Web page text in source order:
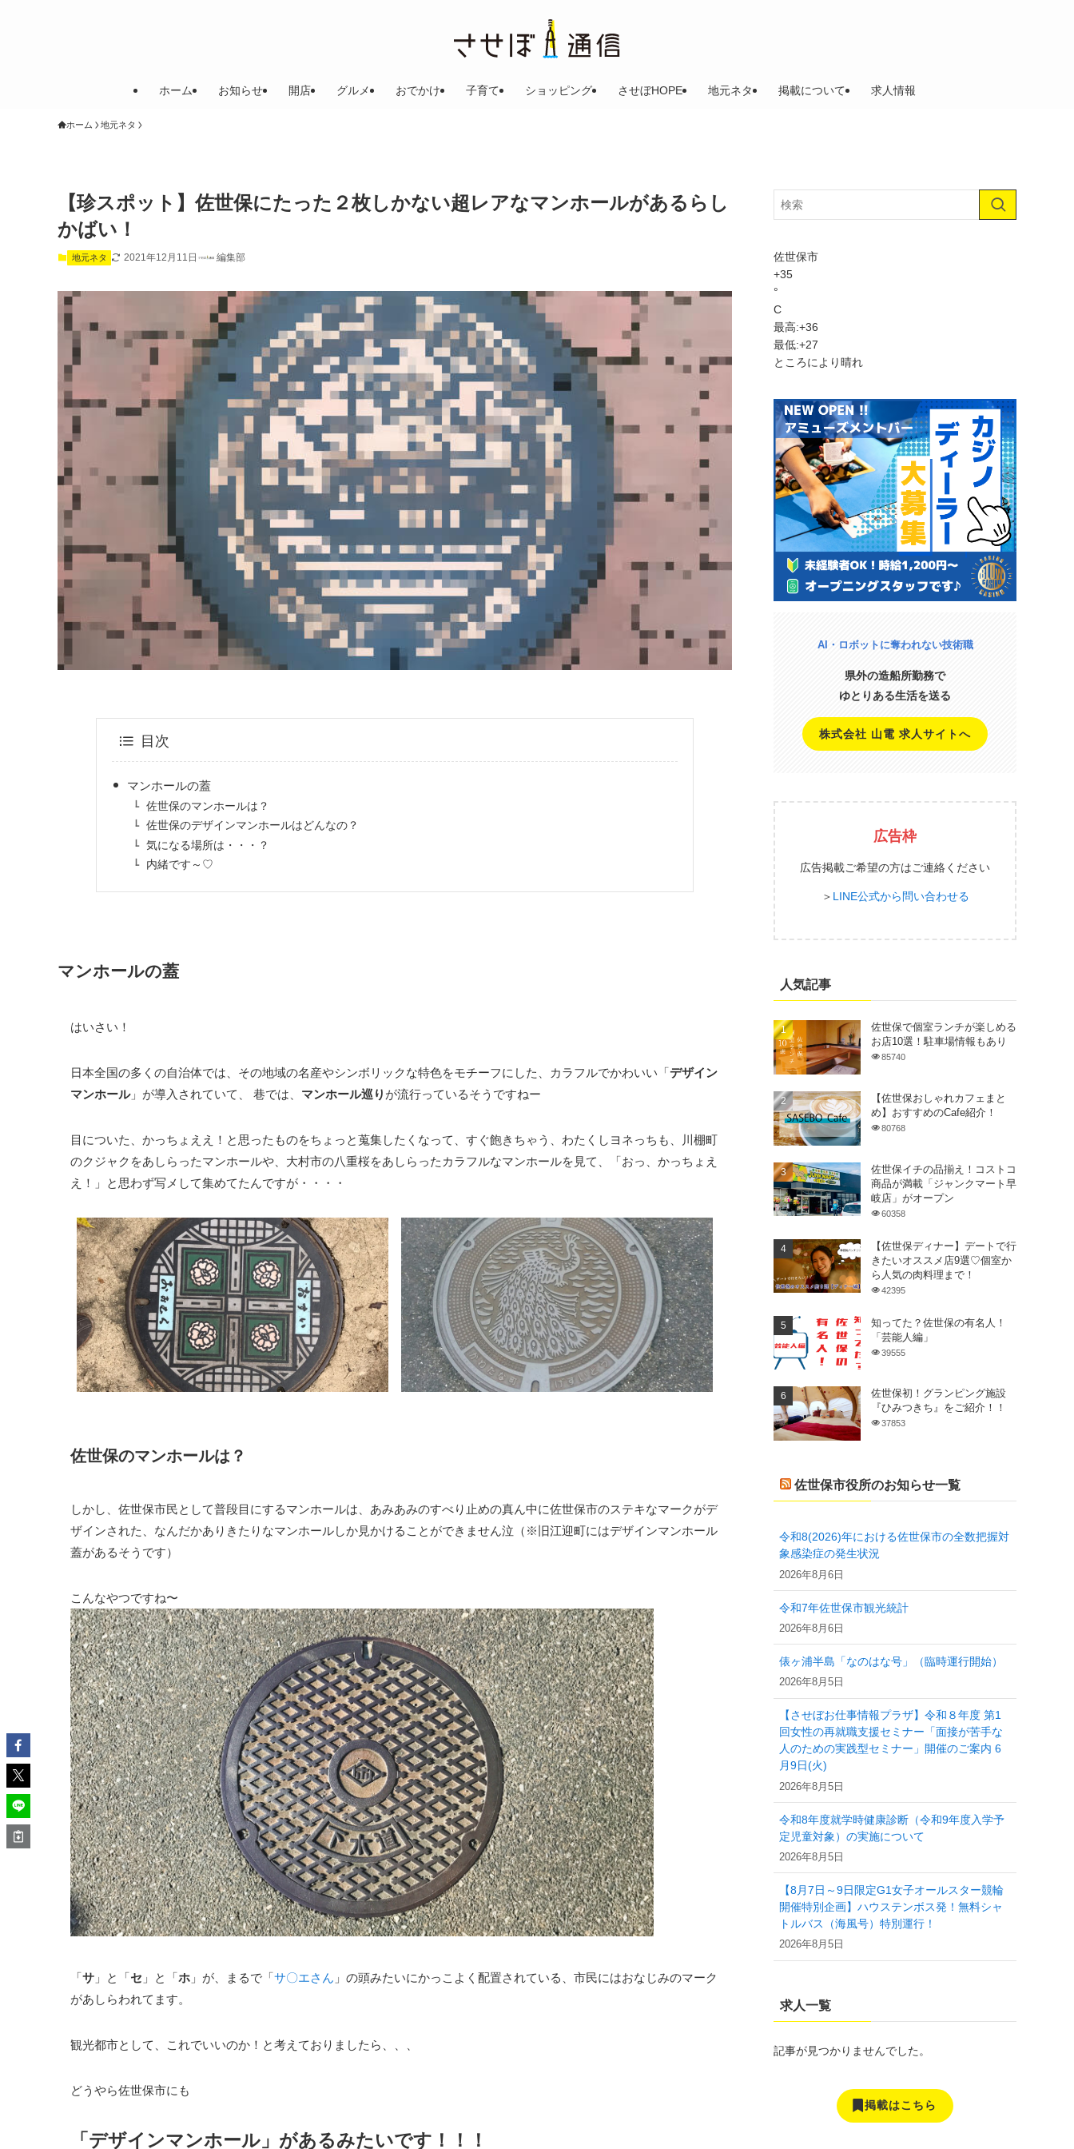
ホーム お知らせ 開店 グルメ おでかけ 子育て ショッピング させぼHOPE 地元ネタ 掲載について 求人情報
ホーム 地元ネタ
【珍スポット】佐世保にたった２枚しかない超レアなマンホールがあるらし
かばい！
地元ネタ 2021年12月11日 編集部
目次
マンホールの蓋
佐世保のマンホールは？
佐世保のデザインマンホールはどんなの？
気になる場所は・・・？
内緒です～♡
マンホールの蓋
はいさい！
日本全国の多くの自治体では、その地域の名産やシンボリックな特色をモチーフにした、カラフルでかわいい「デザイン
マンホール」が導入されていて、 巷では、 マンホール巡り が流行っているそうですねー
目についた、かっちょええ！と思ったものをちょっと蒐集したくなって、すぐ飽きちゃう、わたくしヨネっちも、川棚町
のクジャクをあしらったマンホールや、大村市の八重桜をあしらったカラフルなマンホールを見て、「おっ、かっちょえ
え！」と思わず写メして集めてたんですが・・・・
佐世保のマンホールは？
しかし、佐世保市民として普段目にするマンホールは、あみあみのすべり止めの真ん中に佐世保市のステキなマークがデ
ザインされた、なんだかありきたりなマンホールしか見かけることができません泣（※旧江迎町にはデザインマンホール
蓋があるそうです）
こんなやつですね〜
「サ 」と「セ 」と「ホ 」が、まるで「サ〇エさん 」の頭みたいにかっこよく配置されている、市民にはおなじみのマーク
があしらわれてます。
観光都市として、これでいいのか！と考えておりましたら、、、
どうやら佐世保市にも
「 デザインマンホール 」があるみたいです！！！
佐世保市
+35
°
C
最高:+36
最低:+27
ところにより晴れ
AI・ロボットに奪われない技術職
県外の造船所勤務で
ゆとりある生活を送る
株式会社 山電 求人サイトへ
広告枠
広告掲載ご希望の方はご連絡ください
＞ LINE公式から問い合わせる
人気記事
佐世保で個室ランチが楽しめる
お店10選！駐車場情報もあり
85740
【佐世保おしゃれカフェまと
め】おすすめのCafe紹介！
80768
佐世保イチの品揃え！コストコ
商品が満載「ジャンクマート早
岐店」がオープン
60358
【佐世保ディナー】デートで行
きたいオススメ店9選♡個室か
ら人気の肉料理まで！
42395
知ってた？佐世保の有名人！
「芸能人編」
39555
佐世保初！グランピング施設
『ひみつきち』をご紹介！！
37853
佐世保市役所のお知らせ一覧
令和8(2026)年における佐世保市の全数把握対
象感染症の発生状況
2026年8月6日
令和7年佐世保市観光統計
2026年8月6日
俵ヶ浦半島「なのはな号」（臨時運行開始）
2026年8月5日
【させぼお仕事情報プラザ】令和８年度 第1
回女性の再就職支援セミナー「面接が苦手な
人のための実践型セミナー」開催のご案内 6
月9日(火)
2026年8月5日
令和8年度就学時健康診断（令和9年度入学予
定児童対象）の実施について
2026年8月5日
【8月7日～9日限定G1女子オールスター競輪
開催特別企画】ハウステンボス発！無料シャ
トルバス（海風号）特別運行！
2026年8月5日
求人一覧
記事が見つかりませんでした。
掲載はこちら